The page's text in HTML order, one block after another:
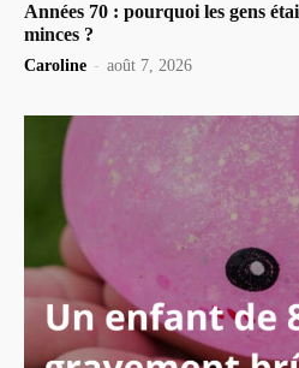
Années 70 : pourquoi les gens
minces ?
Caroline - août 7, 2026